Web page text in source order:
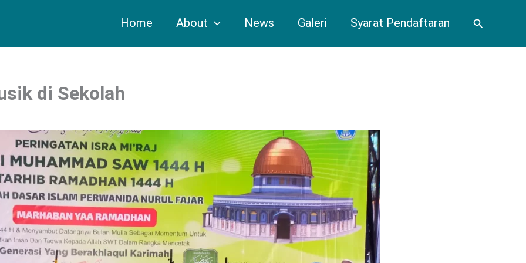
Home About News Galeri Syarat Pendaftaran
di Sekolah